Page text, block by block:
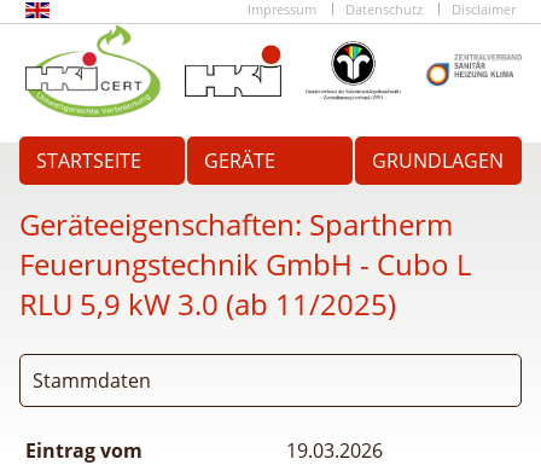
Impressum Datenschutz Disclaimer
STARTSEITE GERÄTE GRUNDLAGEN
Geräteeigenschaften: Spartherm
Feuerungstechnik GmbH - Cubo L
RLU 5,9 kW 3.0 (ab 11/2025)
Stammdaten
Eintrag vom
19.03.2026